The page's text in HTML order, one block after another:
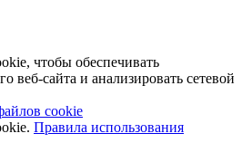
чтобы обеспечивать
веб-сайта и анализировать сетевой
cookie
Правила использования